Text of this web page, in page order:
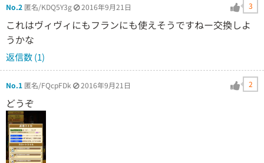
No.2 匿名/KDQ5Y3g 2016年9月21日 3
これはヴィヴィにもフランにも使えそうですねー交換しよ
うかな
返信数 (1)
No.1 匿名/FQcpFDk 2016年9月21日 2
どうぞ